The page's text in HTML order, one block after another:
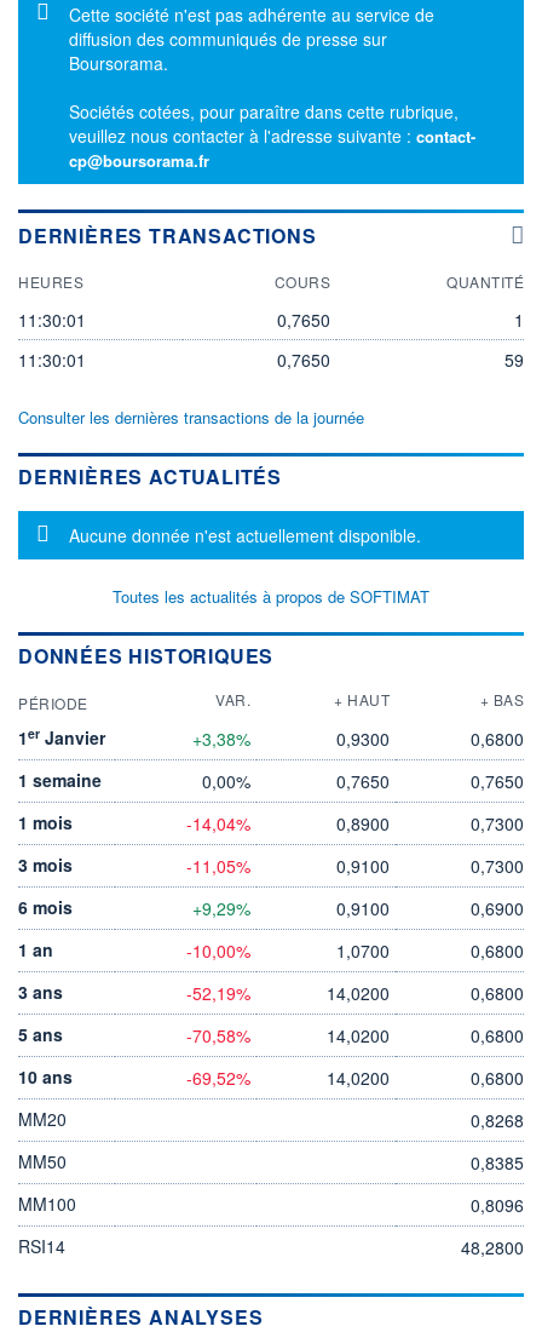
Message d'information
Cette société n'est pas adhérente au service de
diffusion des communiqués de presse sur
Boursorama.
Sociétés cotées, pour paraître dans cette rubrique,
veuillez nous contacter à l'adresse suivante : contact-
cp@boursorama.fr
DERNIÈRES TRANSACTIONS
HEURES COURS QUANTITÉ
11:30:01 0,7650
1
11:30:01
0,7650 59
Consulter les dernières transactions de la journée
DERNIÈRES ACTUALITÉS
Message d'information
Aucune donnée n'est actuellement disponible.
Toutes les actualités à propos de SOFTIMAT
DONNÉES HISTORIQUES
PÉRIODE VAR. + HAUT + BAS
1er Janvier +3,38% 0,9300
0,6800
1 semaine
0,00% 0,7650
0,7650
1 mois
-14,04% 0,8900
0,7300
3 mois
-11,05% 0,9100
0,7300
6 mois
+9,29% 0,9100
0,6900
1 an
-10,00% 1,0700
0,6800
3 ans
-52,19% 14,0200
0,6800
5 ans
-70,58% 14,0200
0,6800
10 ans
-69,52% 14,0200
0,6800
MM20
0,8268
MM50
0,8385
MM100
0,8096
RSI14
48,2800
DERNIÈRES ANALYSES